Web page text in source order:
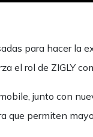
para hacer
el rol de ZIGLY
junto con
que permiten